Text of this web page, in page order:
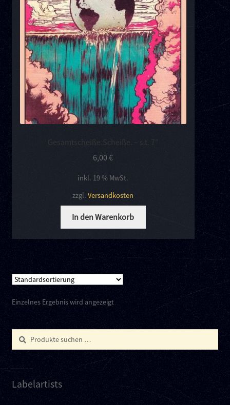
Kontakt
Links
Gesamtscheiße.Scheiße. – s.t. 7″
6,00€
inkl. 19 % MwSt.
zzgl.Versandkosten
In den Warenkorb
Einzelnes Ergebnis wird angezeigt
Suchen
nach:
Suchen
Labelartists